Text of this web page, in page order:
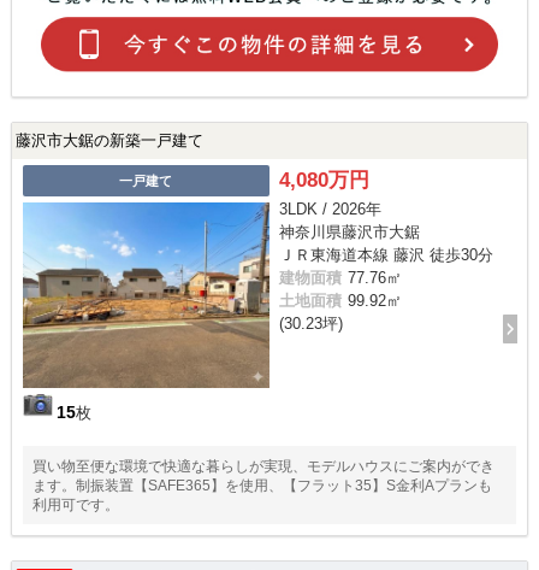
藤沢市大鋸の新築一戸建て
一戸建て
15枚
4,080万円
3LDK / 2026年
神奈川県藤沢市大鋸
ＪＲ東海道本線 藤沢 徒歩30分
建物面積 77.76㎡
土地面積 99.92㎡
(30.23坪)
買い物至便な環境で快適な暮らしが実現、モデルハウスにご案内ができ
ます。制振装置【SAFE365】を使用、【フラット35】S金利Aプランも
利用可です。